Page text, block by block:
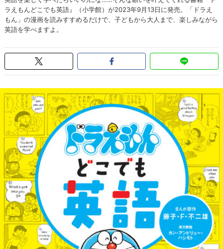
ラえもんどこでも英語』（小学館）が2023年9月13日に発売。「ドラえ
もん」の漫画を読みすすめるだけで、子どもから大人まで、楽しみながら
英語を学べますよ。